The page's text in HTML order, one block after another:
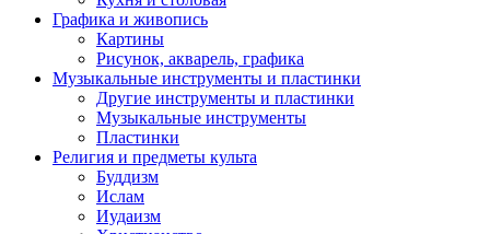
Графика и живопись
Картины
Рисунок, акварель, графика
Музыкальные инструменты и пластинки
Другие инструменты и пластинки
Музыкальные инструменты
Пластинки
Религия и предметы культа
Буддизм
Ислам
Иудаизм